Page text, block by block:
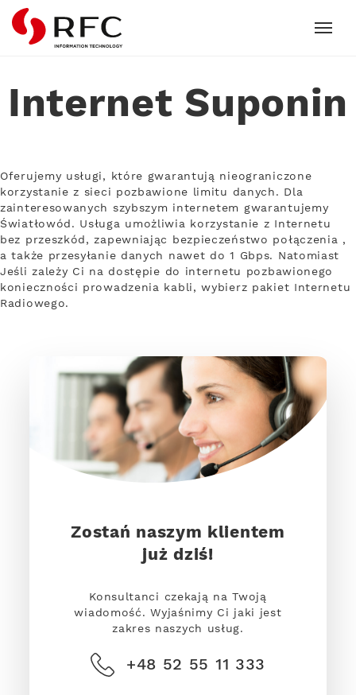
RFC
Internet Suponin
Oferujemy usługi, które gwarantują nieograniczone
korzystanie z sieci pozbawione limitu danych. Dla
zainteresowanych szybszym internetem gwarantujemy
Światłowód. Usługa umożliwia korzystanie z Internetu
bez przeszkód, zapewniając bezpieczeństwo połączenia ,
a także przesyłanie danych nawet do 1 Gbps. Natomiast
Jeśli zależy Ci na dostępie do internetu pozbawionego
konieczności prowadzenia kabli, wybierz pakiet Internetu
Radiowego.
Zostań naszym klientem
już dziś!
Konsultanci czekają na Twoją
wiadomość. Wyjaśnimy Ci jaki jest
zakres naszych usług.
+48 52 55 11 333